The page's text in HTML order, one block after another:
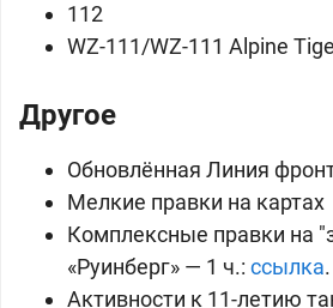
112
WZ-111/WZ-111 Alpine
Другое
Обновлённая Линия
Мелкие правки на картах
Комплексные правки на
«Руинберг» — 1 ч.: ссылка.
Активности к 11-летию